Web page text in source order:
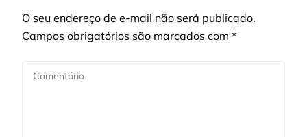
O seu endereço de e-mail não será publicado.
Campos obrigatórios são marcados com *